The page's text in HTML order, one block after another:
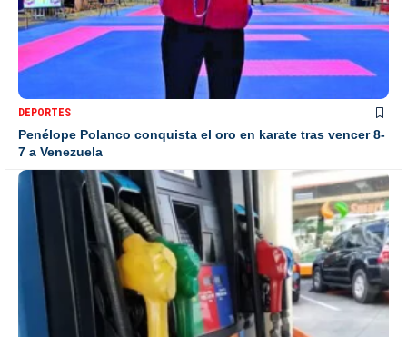
DEPORTES
Penélope Polanco conquista el oro en karate tras vencer 8-
7 a Venezuela